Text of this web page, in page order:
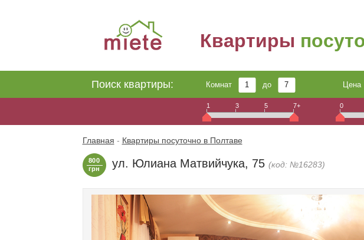
Квартиры
Поиск квартиры: Комнат до Цена
1 3 5 7+ 0
Главная - Квартиры посуточно в Полтаве
800
грн
ул. Юлиана Матвийчука, 75 (код: №16283)